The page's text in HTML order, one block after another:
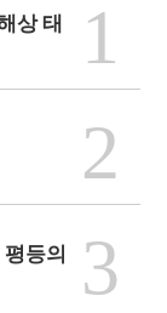
상 태
1
2
등의
3